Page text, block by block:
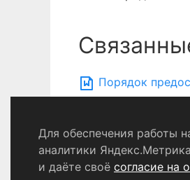
Порядок
Политика
© 2024 -
Для обеспечения работы
аналитики
и даёте своё согласие на